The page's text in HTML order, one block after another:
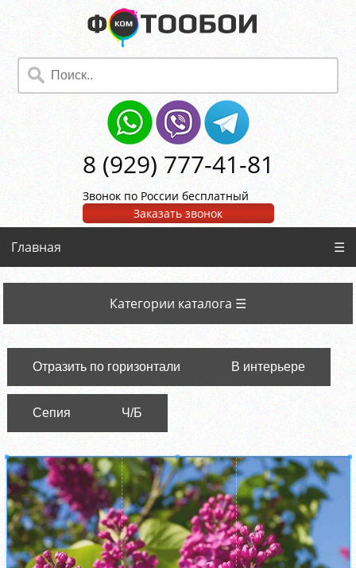
8 (929) 777-41-81
Звонок по России бесплатный
Заказать звонок
Главная ☰
Категории каталога ☰
Отразить по горизонтали В интерьере
Сепия Ч/Б